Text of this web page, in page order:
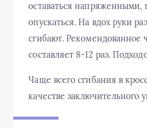
оставаться напряженными,
опускаться. На вдох руки
сгибают. Рекомендованное
составляет 8-12 раз.
Чаще всего сгибания в
качестве заключительного